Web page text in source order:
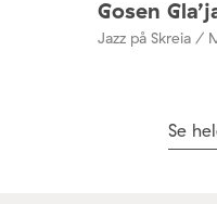
Gosen
Jazz på Skreia /
Se